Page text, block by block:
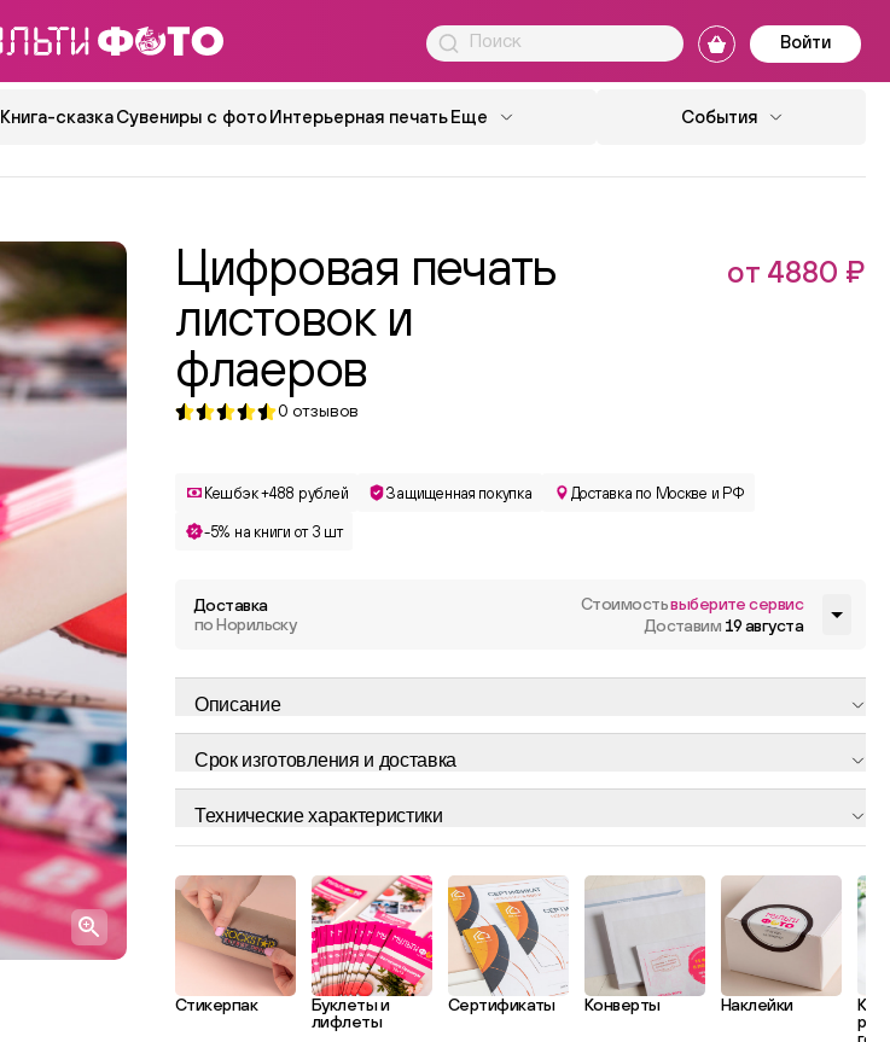
Войти
Книга-сказка Сувениры с фото Интерьерная печать Еще События
Цифровая печать
листовок и
флаеров
от 4880 ₽
0 отзывов
Кешбэк +488 рублей Защищенная покупка Доставка по Москве и РФ
-5% на книги от 3 шт
Доставка
по Норильску
Стоимостьвыберите сервис
Доставим 19 августа
Описание
Срок изготовления и доставка
Технические характеристики
Стикерпак
Буклеты и
лифлеты
Сертификаты Конверты Наклейки